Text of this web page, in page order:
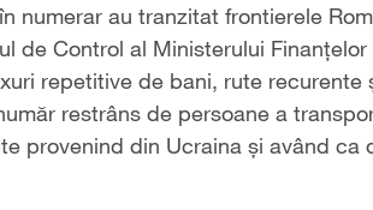
numerar au tranzitat frontierele
de Control al Ministerului
repetitive de bani, rute
restrâns de persoane a
provenind din Ucraina și având ca